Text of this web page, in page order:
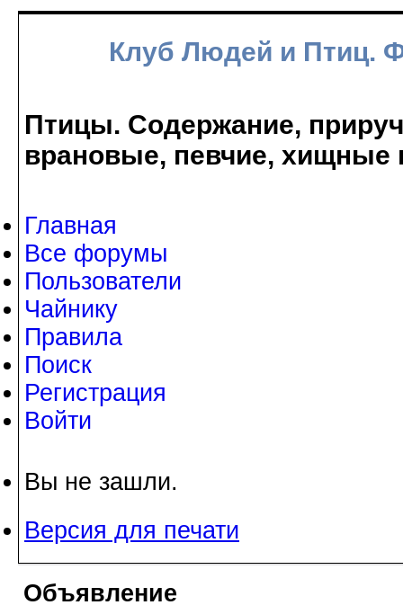
Клуб Людей и Птиц.
Птицы. Содержание,
врановые, певчие, хищные
Главная
Все форумы
Пользователи
Чайнику
Правила
Поиск
Регистрация
Войти
Вы не зашли.
Версия для печати
Объявление